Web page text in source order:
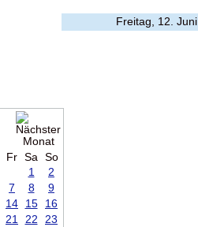
Freitag, 12.
Fr Sa So
1
2
7 8
9
14 15
16
21 22
23